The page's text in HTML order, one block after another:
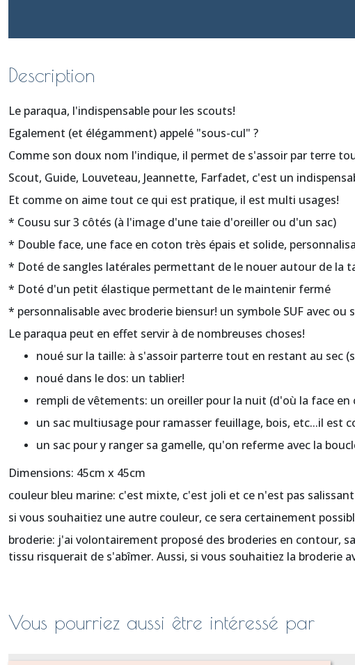
Description
Le paraqua, l'indispensable pour les scouts!
Egalement (et élégamment) appelé "sous-cul" ?
Comme son doux nom l'indique, il permet de s'assoir par terre
Scout, Guide, Louveteau, Jeannette, Farfadet, c'est un
Et comme on aime tout ce qui est pratique, il est multi usages!
* Cousu sur 3 côtés (à l'image d'une taie d'oreiller ou d'un sac)
* Double face, une face en coton très épais et solide,
* Doté de sangles latérales permettant de le nouer autour de la
* Doté d'un petit élastique permettant de le maintenir fermé
* personnalisable avec broderie biensur! un symbole SUF avec ou
Le paraqua peut en effet servir à de nombreuses choses!
noué sur la taille: à s'assoir parterre tout en restant au sec
noué dans le dos: un tablier!
rempli de vêtements: un oreiller pour la nuit (d'où la face
un sac multiusage pour ramasser feuillage, bois, etc...il est
un sac pour y ranger sa gamelle, qu'on referme avec la
Dimensions: 45cm x 45cm
couleur bleu marine: c'est mixte, c'est joli et ce n'est pas
si vous souhaitiez une autre couleur, ce sera certainement
broderie: j'ai volontairement proposé des broderies en contour,
tissu risquerait de s'abîmer. Aussi, si vous souhaitiez la broderie
Vous pourriez aussi être intéressé par